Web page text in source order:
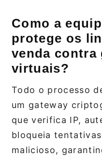
Como a
protege os
venda contra
virtuais?
Todo o processo
um gateway
que verifica IP,
bloqueia
malicioso,